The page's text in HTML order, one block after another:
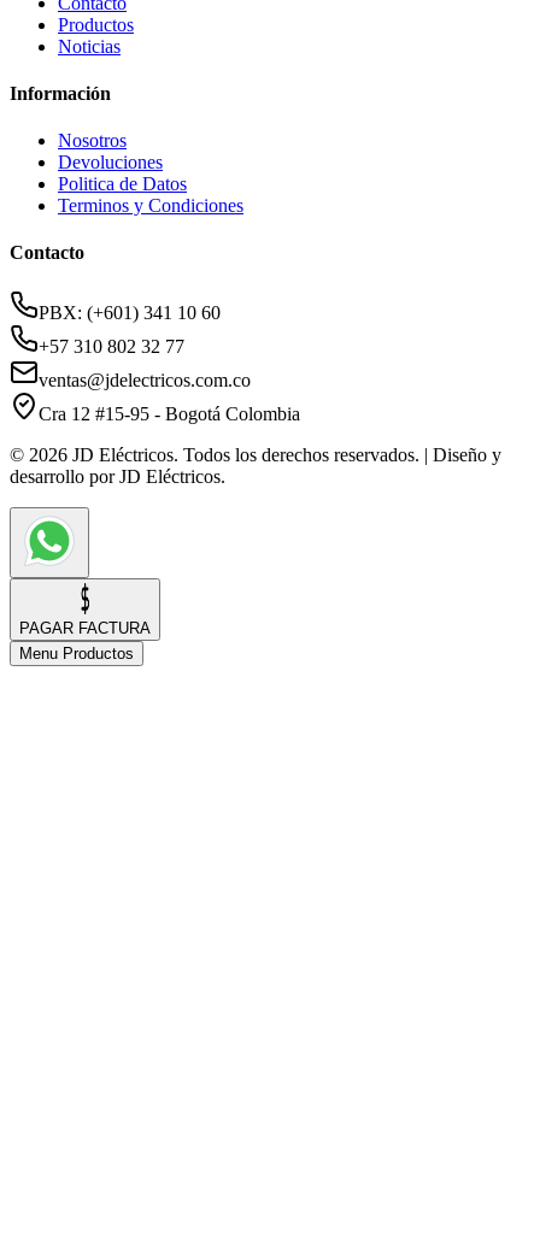
Productos
Noticias
Información
Nosotros
Devoluciones
Politica de Datos
Terminos y Condiciones
Contacto
PBX: (+601) 341 10 60
+57 310 802 32 77
ventas@jdelectricos.com.co
Cra 12 #15-95 - Bogotá Colombia
© 2026 JD Eléctricos. Todos los derechos reservados. | Diseño y
desarrollo por JD Eléctricos.
PAGAR FACTURA
Menu Productos